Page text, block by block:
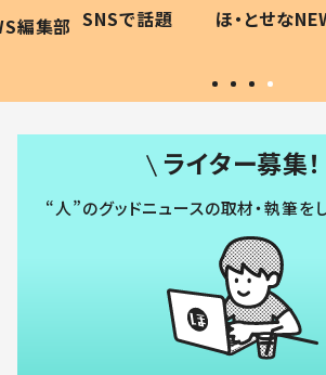
編集部 #令和の子
SNSで話題 ほ・とせな
ライター募集！
“人”のグッドニュースの取材・執筆を